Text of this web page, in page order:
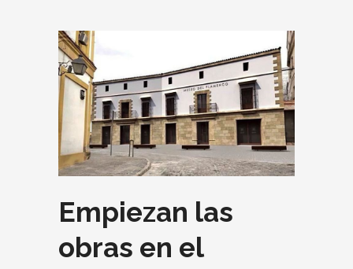
Empiezan las
obras en el